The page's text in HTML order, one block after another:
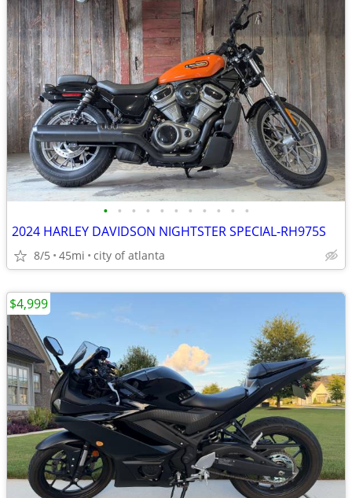
• • • • • • • • • • •
2024 HARLEY DAVIDSON NIGHTSTER SPECIAL-RH975S
8/5 45mi city of atlanta
$4,999